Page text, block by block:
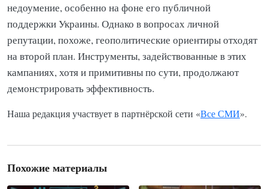
недоумение, особенно на фоне его публичной
поддержки Украины. Однако в вопросах личной
репутации, похоже, геополитические ориентиры отходят
на второй план. Инструменты, задействованные в этих
кампаниях, хотя и примитивны по сути, продолжают
демонстрировать эффективность.
Наша редакция участвует в партнёрской сети «Все СМИ».
Похожие материалы